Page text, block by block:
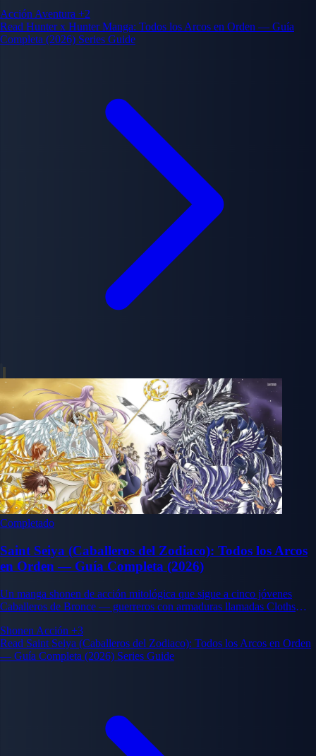
Hunter y más allá expone un mundo mucho más oscuro y complejo de
lo que imaginaba.
AcciónAventura +2
Read Hunter x Hunter Manga: Todos los Arcos en Orden — Guía
Completa (2026) Series Guide
Completado
Saint Seiya (Caballeros del Zodiaco): Todos los Arcos
en Orden — Guía Completa (2026)
Un manga shonen de acción mitológica que sigue a cinco jóvenes
Caballeros de Bronce — guerreros con armaduras llamadas Cloths
reencarnación de la diosa Atenea.
Shonen Acción +3
Read Saint Seiya (Caballeros del Zodiaco): Todos los Arcos en Orden
— Guía Completa (2026) Series Guide